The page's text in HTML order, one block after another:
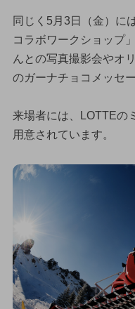
同じく5月3日（金）に
コラボワークショップ
んとの写真撮影会やオ
のガーナチョコメッセ
来場者には、LOTTEの
用意されています。